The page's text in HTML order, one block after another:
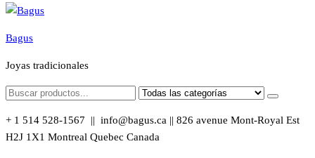
Bagus
Joyas tradicionales
+ 1 514 528-1567 || info@bagus.ca || 826 avenue Mont-Royal Est
H2J 1X1 Montreal Quebec Canada